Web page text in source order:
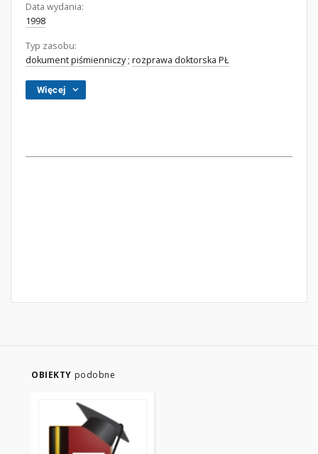
Data wydania:
1998
Typ zasobu:
dokument piśmienniczy; rozprawa doktorska PŁ
Więcej
OBIEKTY podobne